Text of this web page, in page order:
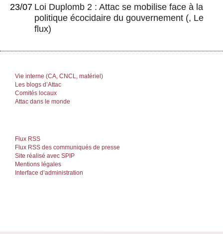
23/07 Loi Duplomb 2 : Attac se mobilise face à la
politique écocidaire du gouvernement (, Le
flux)
Vie interne (CA, CNCL, matériel)
Les blogs d’Attac
Comités locaux
Attac dans le monde
Flux RSS
Flux RSS des communiqués de presse
Site réalisé avec SPIP
Mentions légales
Interface d’administration